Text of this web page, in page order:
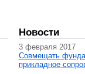
Новости
3 февраля 2017
Совмещать
прикладное